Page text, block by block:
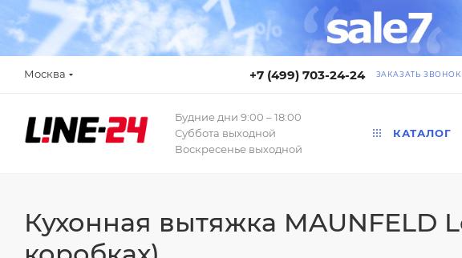
Москва +7 (499) 703-24-24 ЗАКАЗАТЬ ЗВОНОК
Будние дни 9:00 – 18:00
Суббота выходной
Воскресенье выходной
КАТАЛОГ
Кухонная вытяжка MAUNFELD